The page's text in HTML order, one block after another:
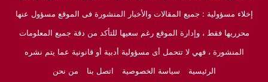
إخلاء مسؤولية : جميع المقالات والأخبار المنشورة فى الموقع مسؤول عنها
محرريها فقط ، وإدارة الموقع رغم سعيها للتأكد من دقة جميع المعلومات
المنشورة ، فهي لا تتحمل أى مسؤولية أدبية أو قانونية عما يتم نشره
الرئيسية
سياسة الخصوصية اتصل بنا من نحن